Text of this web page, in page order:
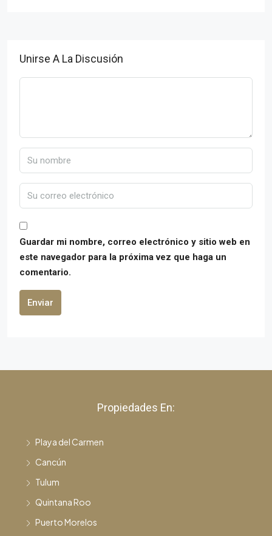
Unirse A La Discusión
Guardar mi nombre, correo electrónico y sitio web en
este navegador para la próxima vez que haga un
comentario.
Enviar
Propiedades En:
Playa del Carmen
Cancún
Tulum
Quintana Roo
Puerto Morelos